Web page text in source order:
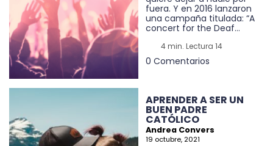
fuera. Y en 2016 lanzaron
una campaña titulada: “A
concert for the Deaf...
4 min. Lectura 14
0 Comentarios
APRENDER A SER UN
BUEN PADRE
CATÓLICO
Andrea Convers
19 octubre, 2021